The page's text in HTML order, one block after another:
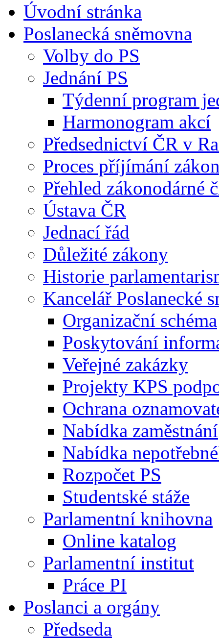
Úvodní stránka
Poslanecká sněmovna
Volby do PS
Jednání PS
Týdenní program
Harmonogram akcí
Předsednictví ČR v
Proces příjímání
Přehled zákonodárné
Ústava ČR
Jednací řád
Důležité zákony
Historie
Kancelář Poslanecké
Organizační schéma
Poskytování
Veřejné zakázky
Projekty KPS
Ochrana
Nabídka zaměstnání
Nabídka
Rozpočet PS
Studentské stáže
Parlamentní knihovna
Online katalog
Parlamentní institut
Práce PI
Poslanci a orgány
Předseda